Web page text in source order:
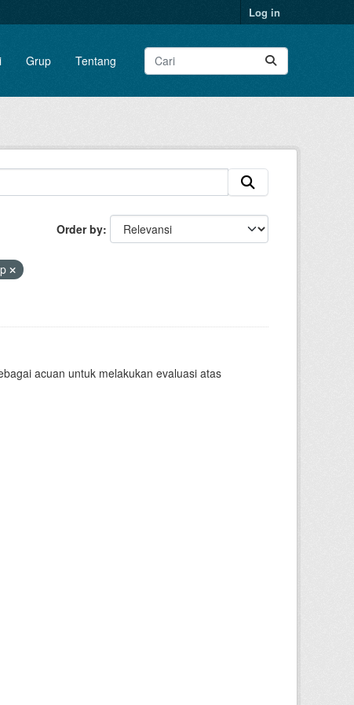
Log in
Grup Tentang
Order by
acuan untuk melakukan evaluasi atas